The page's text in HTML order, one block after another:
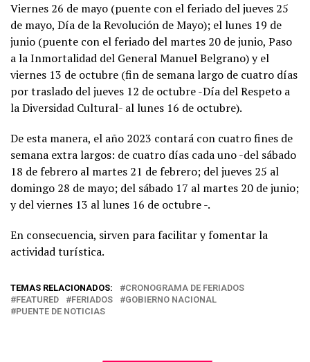
Viernes 26 de mayo (puente con el feriado del jueves 25
de mayo, Día de la Revolución de Mayo); el lunes 19 de
junio (puente con el feriado del martes 20 de junio, Paso
a la Inmortalidad del General Manuel Belgrano) y el
viernes 13 de octubre (fin de semana largo de cuatro días
por traslado del jueves 12 de octubre -Día del Respeto a
la Diversidad Cultural- al lunes 16 de octubre).
De esta manera, el año 2023 contará con cuatro fines de
semana extra largos: de cuatro días cada uno -del sábado
18 de febrero al martes 21 de febrero; del jueves 25 al
domingo 28 de mayo; del sábado 17 al martes 20 de junio;
y del viernes 13 al lunes 16 de octubre -.
En consecuencia, sirven para facilitar y fomentar la
actividad turística.
TEMAS RELACIONADOS:
CRONOGRAMA DE FERIADOS
FEATURED
FERIADOS
GOBIERNO NACIONAL
PUENTE DE NOTICIAS